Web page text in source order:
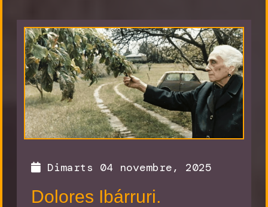
Dimarts 04 novembre, 2025
Dolores Ibárruri.